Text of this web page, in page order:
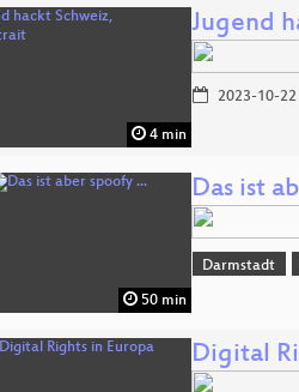
4 min
Jugend
2023-10-22
50 min
Das ist
Darmstadt
Digital